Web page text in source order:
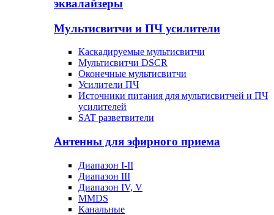
эквалайзеры
Мультисвитчи и ПЧ усилители
Каскадируемые мультисвитчи
Мультисвитчи DSCR
Оконечные мультисвитчи
Усилители ПЧ
Источники питания для мультисвитчей и ПЧ
усилителей
SAT разветвители
Антенны для эфирного приема
Диапазон I-II
Диапазон III
Диапазон IV, V
MMDS
Канальные